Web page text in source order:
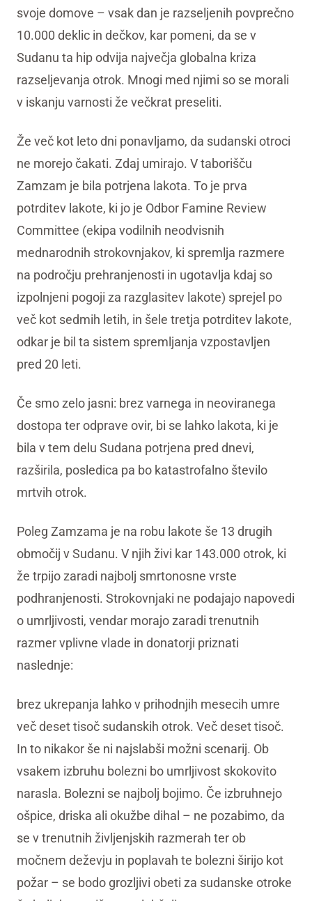
svoje domove – vsak dan je razseljenih povprečno
10.000 deklic in dečkov, kar pomeni, da se v
Sudanu ta hip odvija največja globalna kriza
razseljevanja otrok. Mnogi med njimi so se morali
v iskanju varnosti že večkrat preseliti.
Že več kot leto dni ponavljamo, da sudanski otroci
ne morejo čakati. Zdaj umirajo. V taborišču
Zamzam je bila potrjena lakota. To je prva
potrditev lakote, ki jo je Odbor Famine Review
Committee (ekipa vodilnih neodvisnih
mednarodnih strokovnjakov, ki spremlja razmere
na področju prehranjenosti in ugotavlja kdaj so
izpolnjeni pogoji za razglasitev lakote) sprejel po
več kot sedmih letih, in šele tretja potrditev lakote,
odkar je bil ta sistem spremljanja vzpostavljen
pred 20 leti.
Če smo zelo jasni: brez varnega in neoviranega
dostopa ter odprave ovir, bi se lahko lakota, ki je
bila v tem delu Sudana potrjena pred dnevi,
razširila, posledica pa bo katastrofalno število
mrtvih otrok.
Poleg Zamzama je na robu lakote še 13 drugih
območij v Sudanu. V njih živi kar 143.000 otrok, ki
že trpijo zaradi najbolj smrtonosne vrste
podhranjenosti. Strokovnjaki ne podajajo napovedi
o umrljivosti, vendar morajo zaradi trenutnih
razmer vplivne vlade in donatorji priznati
naslednje:
brez ukrepanja lahko v prihodnjih mesecih umre
več deset tisoč sudanskih otrok. Več deset tisoč.
In to nikakor še ni najslabši možni scenarij. Ob
vsakem izbruhu bolezni bo umrljivost skokovito
narasla. Bolezni se najbolj bojimo. Če izbruhnejo
ošpice, driska ali okužbe dihal – ne pozabimo, da
se v trenutnih življenjskih razmerah ter ob
močnem deževju in poplavah te bolezni širijo kot
požar – se bodo grozljivi obeti za sudanske otroke